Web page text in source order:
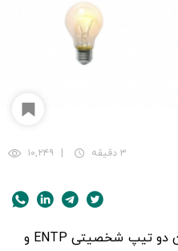
۳ دقیقه ۱۰,۲۴۹
بین دو تیپ شخصیتی ENTP و